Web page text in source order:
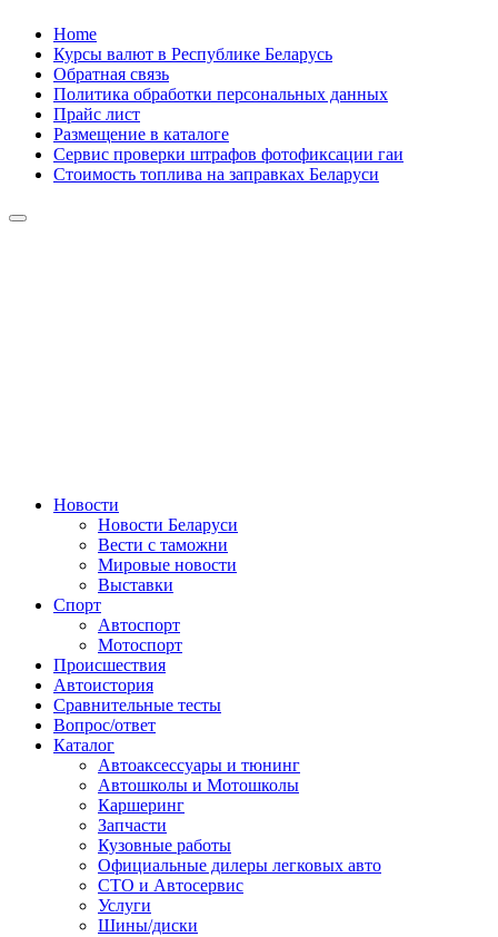
Skip
content
Home
Курсы валют в Республике Беларусь
Обратная связь
Политика обработки персональных данных
Прайс лист
Размещение в каталоге
Сервис проверки штрафов фотофиксации гаи
Стоимость топлива на заправках Беларуси
Сайт про автомобили
Новости
Новости Беларуси
Вести с таможни
Мировые новости
Выставки
Спорт
Автоспорт
Мотоспорт
Происшествия
Автоистория
Сравнительные тесты
Вопрос/ответ
Каталог
Автоакcессуары и тюнинг
Автошколы и Мотошколы
Каршеринг
Запчасти
Кузовные работы
Официальные дилеры легковых авто
СТО и Автосервис
Услуги
Шины/диски